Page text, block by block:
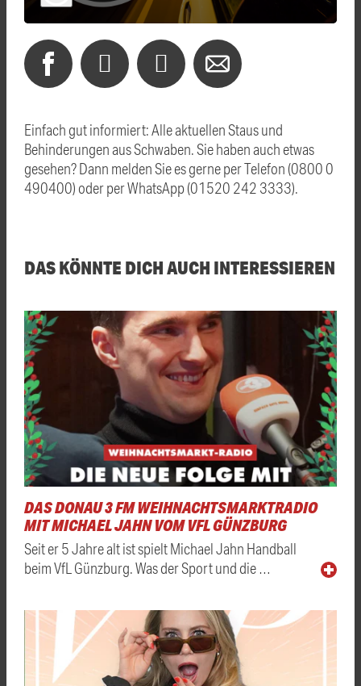
Einfach gut informiert: Alle aktuellen Staus und
Behinderungen aus Schwaben. Sie haben auch etwas
gesehen? Dann melden Sie es gerne per Telefon (0800 0
490400) oder per WhatsApp (01520 242 3333).
DAS KÖNNTE DICH AUCH INTERESSIEREN
DAS DONAU 3 FM WEIHNACHTSMARKTRADIO
MIT MICHAEL JAHN VOM VFL GÜNZBURG
Seit er 5 Jahre alt ist spielt Michael Jahn Handball
beim VfL Günzburg. Was der Sport und die …